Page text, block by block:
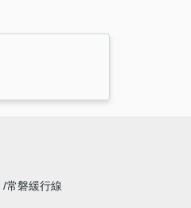
常磐緩行線